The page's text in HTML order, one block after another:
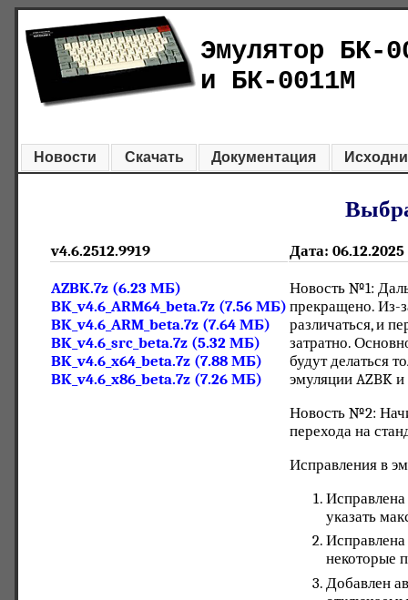
Эмулятор БК-
и БК-0011М
Новости Скачать Документация
v4.6.2512.9919 Дата: 06.12.2025
AZBK.7z (6.23 МБ)
BK_v4.6_ARM64_beta.7z (7.56 МБ)
BK_v4.6_ARM_beta.7z (7.64 МБ)
BK_v4.6_src_beta.7z (5.32 МБ)
BK_v4.6_x64_beta.7z (7.88 МБ)
BK_v4.6_x86_beta.7z (7.26 МБ)
Новость №1:
прекращено. Из-
различаться, и
затратно.
будут делаться
эмуляции AZBK
Новость №2:
перехода на
Исправления в
указать
некоторые
Добавлен